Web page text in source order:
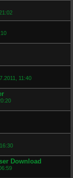
11:40
Download